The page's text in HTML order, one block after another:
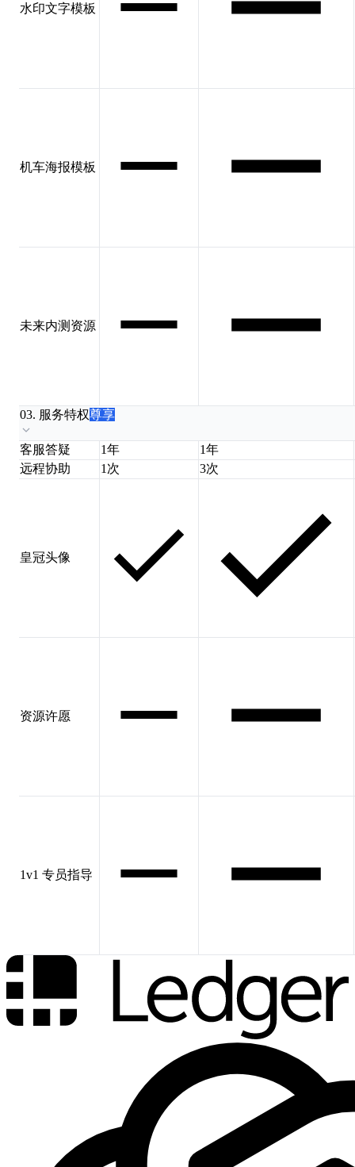
水印文字模板
机车海报模板
未来内测资源
03. 服务特权尊享
客服答疑 1年
1年
远程协助
1次 3次
皇冠头像
资源许愿
1v1 专员指导